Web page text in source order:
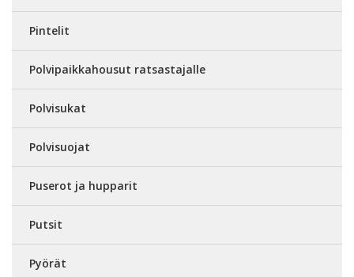
Pintelit
Polvipaikkahousut ratsastajalle
Polvisukat
Polvisuojat
Puserot ja hupparit
Putsit
Pyörät